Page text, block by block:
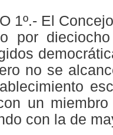
1º.- El
por
no se
un
con la de